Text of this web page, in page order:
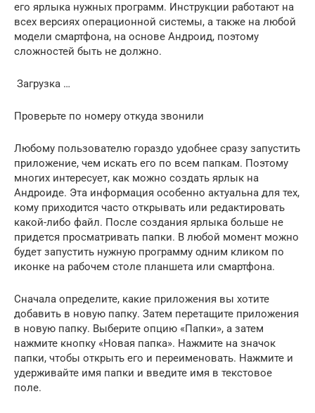
его ярлыка нужных программ. Инструкции работают на
всех версиях операционной системы, а также на любой
модели смартфона, на основе Андроид, поэтому
сложностей быть не должно.
Загрузка …
Проверьте по номеру откуда звонили
Любому пользователю гораздо удобнее сразу запустить
приложение, чем искать его по всем папкам. Поэтому
многих интересует, как можно создать ярлык на
Андроиде. Эта информация особенно актуальна для тех,
кому приходится часто открывать или редактировать
какой-либо файл. После создания ярлыка больше не
придется просматривать папки. В любой момент можно
будет запустить нужную программу одним кликом по
иконке на рабочем столе планшета или смартфона.
Сначала определите, какие приложения вы хотите
добавить в новую папку. Затем перетащите приложения
в новую папку. Выберите опцию «Папки», а затем
нажмите кнопку «Новая папка». Нажмите на значок
папки, чтобы открыть его и переименовать. Нажмите и
удерживайте имя папки и введите имя в текстовое
поле.